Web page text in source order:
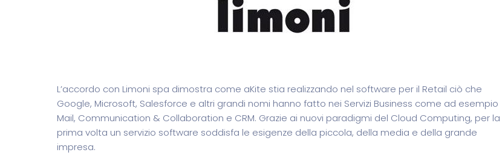
L’accordo con Limoni spa dimostra come aKite stia realizzando nel software per il Retail ciò che
Google, Microsoft, Salesforce e altri grandi nomi hanno fatto nei Servizi Business come ad esempio
Mail, Communication & Collaboration e CRM. Grazie ai nuovi paradigmi del Cloud Computing, per la
prima volta un servizio software soddisfa le esigenze della piccola, della media e della grande
impresa.